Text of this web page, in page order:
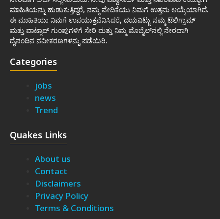
ಮಾಹಿತಿಯನ್ನು ಹುಡುಕುತ್ತಿದ್ದರೆ, ನಮ್ಮ ವೇದಿಕೆಯು ನಿಮಗೆ ಉತ್ತಮ ಆಯ್ಕೆಯಾಗಿದೆ.
ಈ ಮಾಹಿತಿಯು ನಿಮಗೆ ಉಪಯುಕ್ತವೆನಿಸಿದರೆ, ದಯವಿಟ್ಟು ನಮ್ಮ ಟೆಲಿಗ್ರಾಮ್
ಮತ್ತು ವಾಟ್ಸಾಪ್ ಗುಂಪುಗಳಿಗೆ ಸೇರಿ ಮತ್ತು ನಿಮ್ಮ ಮೊಬೈಲ್‌ನಲ್ಲಿ ನೇರವಾಗಿ
ದೈನಂದಿನ ನವೀಕರಣಗಳನ್ನು ಪಡೆಯಿರಿ.
Categories
jobs
news
Trend
Quakes Links
About us
Contact
Disclaimers
Privacy Policy
Terms & Conditions